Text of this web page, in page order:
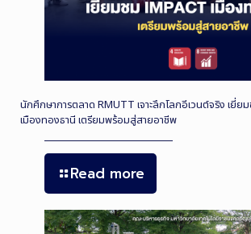
นักศึกษาการตลาด RMUTT เจาะลึกโลกอีเวนต์จริง เยี่ย
เมืองทองธานี เตรียมพร้อมสู่สายอาชีพ
Read more